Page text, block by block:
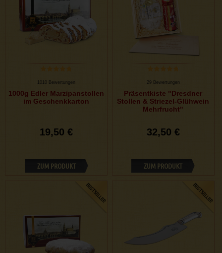
1010 Bewertungen
1000g Edler Marzipanstollen
im Geschenkkarton
19,50 €
ZUM PRODUKT
29 Bewertungen
Präsentkiste "Dresdner
Stollen & Striezel-Glühwein
Mehrfrucht"
32,50 €
ZUM PRODUKT